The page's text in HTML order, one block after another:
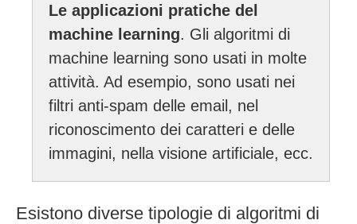
Le applicazioni pratiche del
machine learning. Gli algoritmi di
machine learning sono usati in molte
attività. Ad esempio, sono usati nei
filtri anti-spam delle email, nel
riconoscimento dei caratteri e delle
immagini, nella visione artificiale, ecc.
Esistono diverse tipologie di algoritmi di